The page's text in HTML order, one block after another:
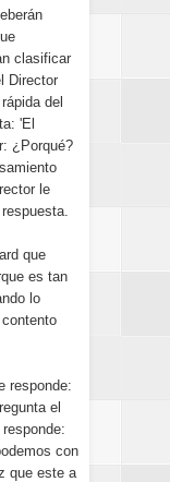
clasificar
Director
del
'El
¿Porqué?
le
que
es tan
lo
responde:
el
con
que este a